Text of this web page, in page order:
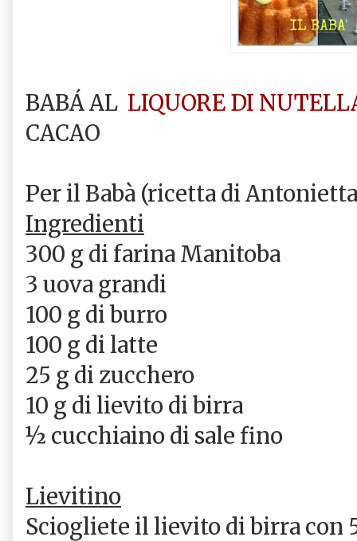
BABÁ AL LIQUORE DI
CACAO
Per il Babà (ricetta di
Ingredienti
300 g di farina Manitoba
3 uova grandi
100 g di burro
100 g di latte
25 g di zucchero
10 g di lievito di birra
½ cucchiaino di sale fino
Lievitino
Sciogliete il lievito di birra con